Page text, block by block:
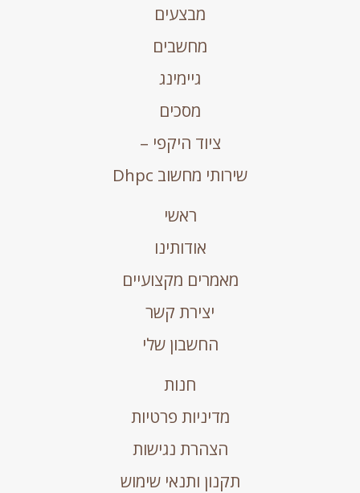
מבצעים
מחשבים
גיימינג
מסכים
ציוד היקפי –
שירותי מחשוב Dhpc
ראשי
אודותינו
מאמרים מקצועיים
יצירת קשר
החשבון שלי
חנות
מדיניות פרטיות
הצהרת נגישות
תקנון ותנאי שימוש